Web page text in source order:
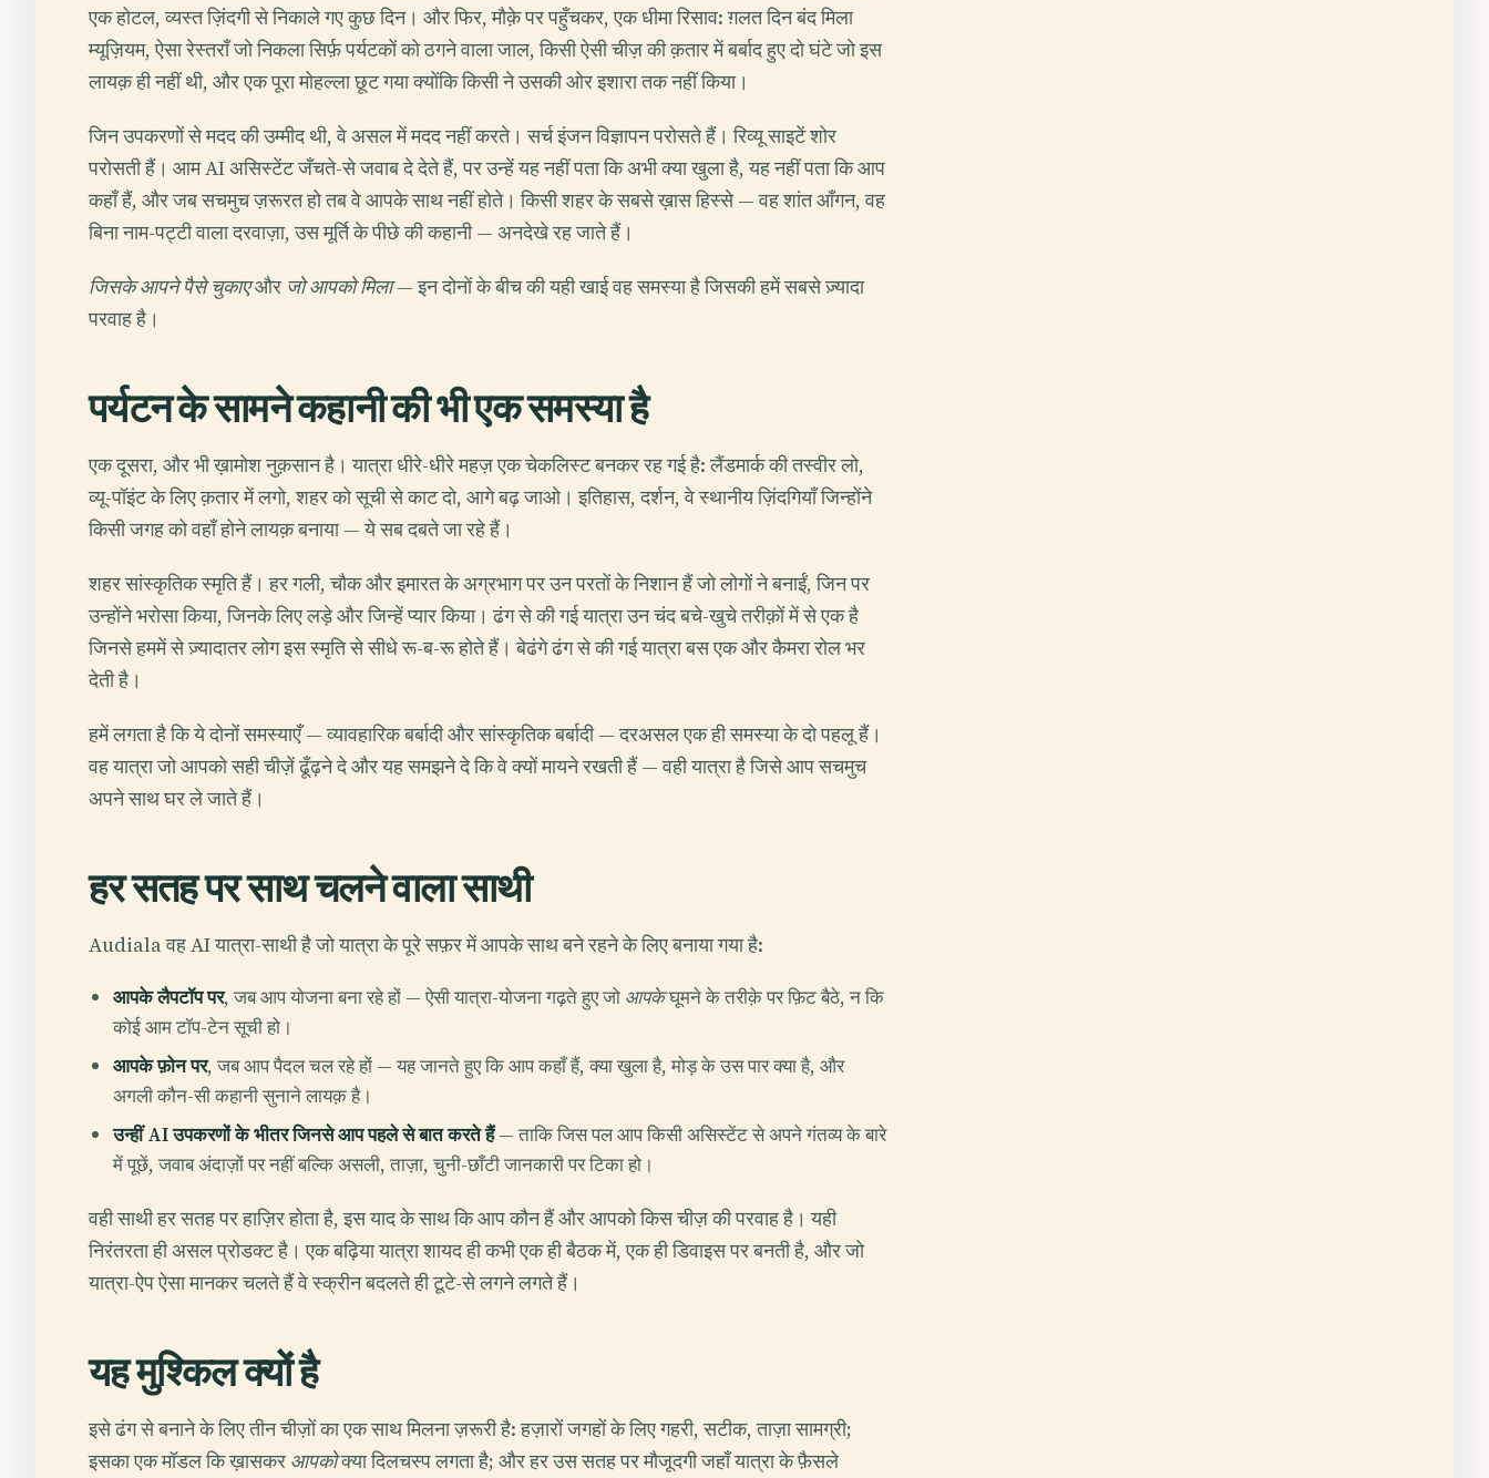
एक होटल, व्यस्त ज़िंदगी से निकाले गए कुछ दिन। और फिर, मौक़े पर पहुँचकर, एक धीमा रिसाव: ग़लत दिन बंद मिला
म्यूज़ियम, ऐसा रेस्तराँ जो निकला सिर्फ़ पर्यटकों को ठगने वाला जाल, किसी ऐसी चीज़ की क़तार में बर्बाद हुए दो घंटे जो इस
लायक़ ही नहीं थी, और एक पूरा मोहल्ला छूट गया क्योंकि किसी ने उसकी ओर इशारा तक नहीं किया।
जिन उपकरणों से मदद की उम्मीद थी, वे असल में मदद नहीं करते। सर्च इंजन विज्ञापन परोसते हैं। रिव्यू साइटें शोर
परोसती हैं। आम AI असिस्टेंट जँचते-से जवाब दे देते हैं, पर उन्हें यह नहीं पता कि अभी क्या खुला है, यह नहीं पता कि आप
कहाँ हैं, और जब सचमुच ज़रूरत हो तब वे आपके साथ नहीं होते। किसी शहर के सबसे ख़ास हिस्से — वह शांत आँगन, वह
बिना नाम-पट्टी वाला दरवाज़ा, उस मूर्ति के पीछे की कहानी — अनदेखे रह जाते हैं।
जिसके आपने पैसे चुकाएऔर जो आपको मिला— इन दोनों के बीच की यही खाई वह समस्या है जिसकी हमें सबसे ज़्यादा
परवाह है।
पर्यटन के सामने कहानी की भी एक समस्या है
एक दूसरा, और भी ख़ामोश नुक़सान है। यात्रा धीरे-धीरे महज़ एक चेकलिस्ट बनकर रह गई है: लैंडमार्क की तस्वीर लो,
व्यू-पॉइंट के लिए क़तार में लगो, शहर को सूची से काट दो, आगे बढ़ जाओ। इतिहास, दर्शन, वे स्थानीय ज़िंदगियाँ जिन्होंने
किसी जगह को वहाँ होने लायक़ बनाया — ये सब दबते जा रहे हैं।
शहर सांस्कृतिक स्मृति हैं। हर गली, चौक और इमारत के अग्रभाग पर उन परतों के निशान हैं जो लोगों ने बनाईं, जिन पर
उन्होंने भरोसा किया, जिनके लिए लड़े और जिन्हें प्यार किया। ढंग से की गई यात्रा उन चंद बचे-खुचे तरीक़ों में से एक है
जिनसे हममें से ज़्यादातर लोग इस स्मृति से सीधे रू-ब-रू होते हैं। बेढंगे ढंग से की गई यात्रा बस एक और कैमरा रोल भर
देती है।
हमें लगता है कि ये दोनों समस्याएँ — व्यावहारिक बर्बादी और सांस्कृतिक बर्बादी — दरअसल एक ही समस्या के दो पहलू हैं।
वह यात्रा जो आपको सही चीज़ें ढूँढ़ने दे और यह समझने दे कि वे क्यों मायने रखती हैं — वही यात्रा है जिसे आप सचमुच
अपने साथ घर ले जाते हैं।
हर सतह पर साथ चलने वाला साथी
Audiala वह AI यात्रा-साथी है जो यात्रा के पूरे सफ़र में आपके साथ बने रहने के लिए बनाया गया है:
आपके लैपटॉप पर, जब आप योजना बना रहे हों — ऐसी यात्रा-योजना गढ़ते हुए जो आपकेघूमने के तरीक़े पर फ़िट बैठे, न कि
कोई आम टॉप-टेन सूची हो।
आपके फ़ोन पर, जब आप पैदल चल रहे हों — यह जानते हुए कि आप कहाँ हैं, क्या खुला है, मोड़ के उस पार क्या है, और
अगली कौन-सी कहानी सुनाने लायक़ है।
उन्हीं AI उपकरणों के भीतर जिनसे आप पहले से बात करते हैं— ताकि जिस पल आप किसी असिस्टेंट से अपने गंतव्य के बारे
में पूछें, जवाब अंदाज़ों पर नहीं बल्कि असली, ताज़ा, चुनी-छाँटी जानकारी पर टिका हो।
वही साथी हर सतह पर हाज़िर होता है, इस याद के साथ कि आप कौन हैं और आपको किस चीज़ की परवाह है। यही
निरंतरता ही असल प्रोडक्ट है। एक बढ़िया यात्रा शायद ही कभी एक ही बैठक में, एक ही डिवाइस पर बनती है, और जो
यात्रा-ऐप ऐसा मानकर चलते हैं वे स्क्रीन बदलते ही टूटे-से लगने लगते हैं।
यह मुश्किल क्यों है
इसे ढंग से बनाने के लिए तीन चीज़ों का एक साथ मिलना ज़रूरी है: हज़ारों जगहों के लिए गहरी, सटीक, ताज़ा सामग्री;
इसका एक मॉडल कि ख़ासकर आपकोक्या दिलचस्प लगता है; और हर उस सतह पर मौजूदगी जहाँ यात्रा के फ़ैसले